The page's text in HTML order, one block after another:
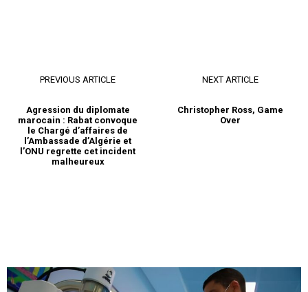
PREVIOUS ARTICLE
Agression du diplomate
marocain : Rabat convoque
le Chargé d’affaires de
l’Ambassade d’Algérie et
l’ONU regrette cet incident
malheureux
NEXT ARTICLE
Christopher Ross, Game
Over